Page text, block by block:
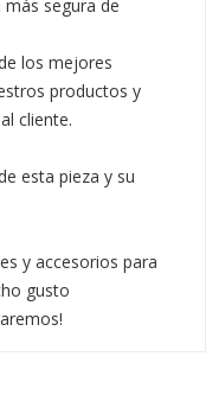
segura de
los mejores
productos y
cliente.
esta pieza y su
y accesorios para
gusto